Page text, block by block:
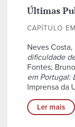
Últimas
CAPÍTULO
Neves
dificuldade
Fontes;
em Portugal:
Imprensa da
Ler mais